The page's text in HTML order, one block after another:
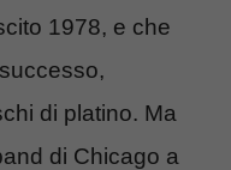
1978, e che
di platino. Ma
di Chicago a